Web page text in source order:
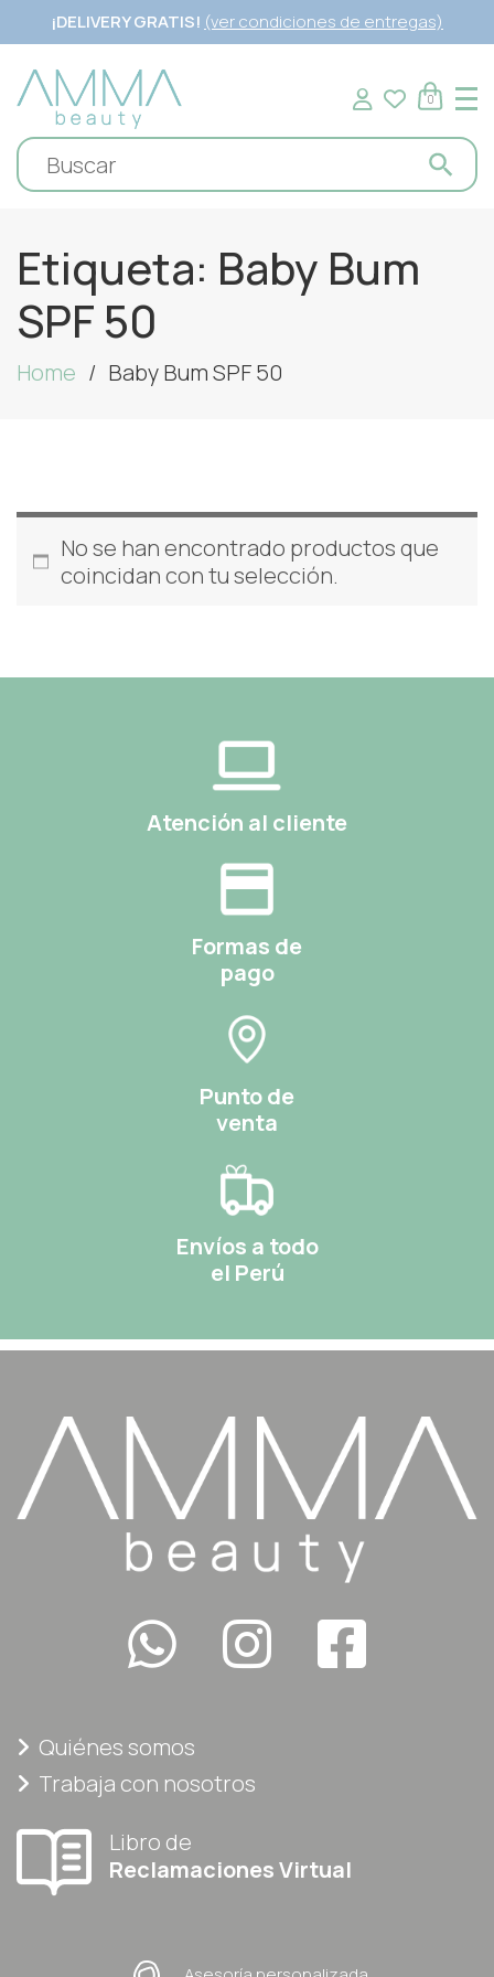
¡DELIVERY GRATIS! (ver condiciones de entregas)
0
Etiqueta: Baby Bum
SPF 50
Home Baby Bum SPF 50
No se han encontrado productos que
coincidan con tu selección.
Atención al cliente
Formas de
pago
Punto de
venta
Envíos a todo
el Perú
Quiénes somos
Trabaja con nosotros
Libro de
Reclamaciones Virtual